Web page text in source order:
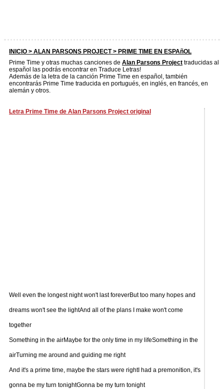
INICIO > ALAN PARSONS PROJECT> PRIME TIME EN ESPAñOL
Prime Time y otras muchas canciones de Alan Parsons Project traducidas al
español las podrás encontrar en Traduce Letras!
Además de la letra de la canción Prime Time en español, también
encontrarás Prime Time traducida en portugués, en inglés, en francés, en
alemán y otros.
Letra Prime Time de Alan Parsons Project original
Well even the longest night won't last foreverBut too many hopes and
dreams won't see the lightAnd all of the plans I make won't come
together
Something in the airMaybe for the only time in my lifeSomething in the
airTurning me around and guiding me right
And it's a prime time, maybe the stars were rightI had a premonition, it's
gonna be my turn tonightGonna be my turn tonight